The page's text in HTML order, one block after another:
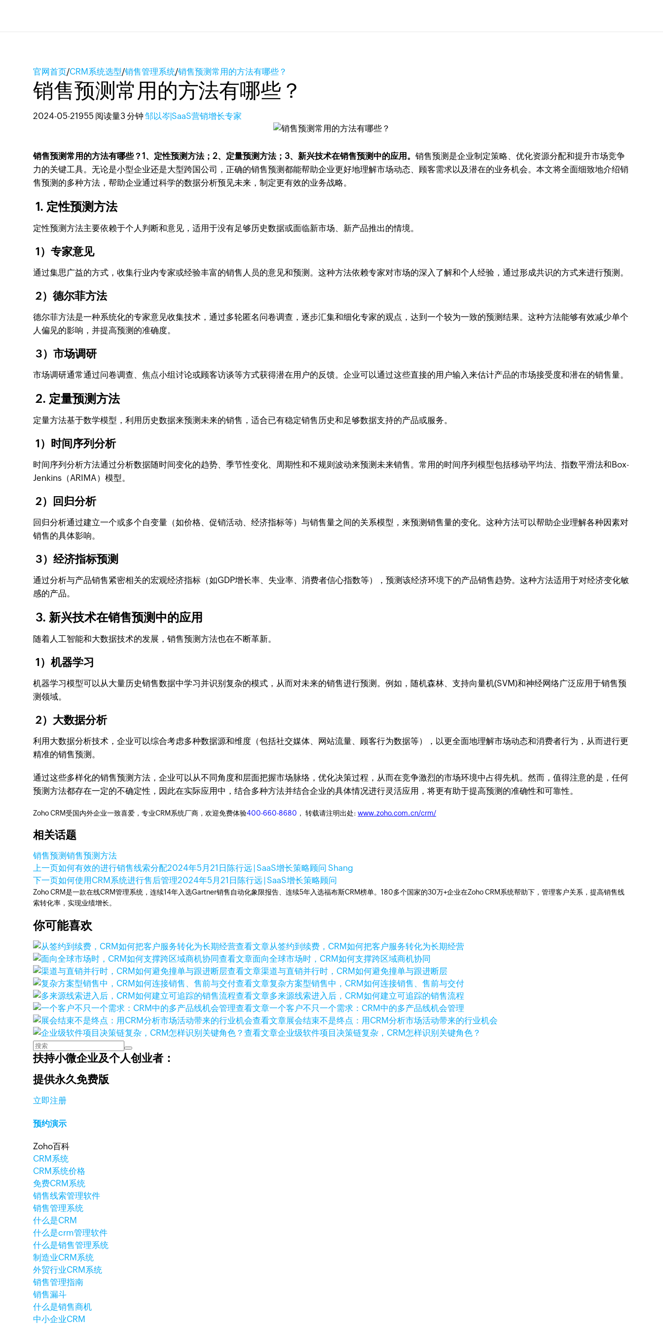
官网首页/CRM系统选型/销售管理系统/销售预测常用的方法有哪些？
销售预测常用的方法有哪些？
2024-05-21 955 阅读量3 分钟 邹以岑|SaaS营销增长专家
销售预测常用的方法有哪些？1、定性预测方法；2、定量预测方法；3、新兴技术在销售预测中的应用。销售预测是企业制定策略、优化资源分配和提升市场竞争
力的关键工具。无论是小型企业还是大型跨国公司，正确的销售预测都能帮助企业更好地理解市场动态、顾客需求以及潜在的业务机会。本文将全面细致地介绍销
售预测的多种方法，帮助企业通过科学的数据分析预见未来，制定更有效的业务战略。
1. 定性预测方法
定性预测方法主要依赖于个人判断和意见，适用于没有足够历史数据或面临新市场、新产品推出的情境。
1）专家意见
通过集思广益的方式，收集行业内专家或经验丰富的销售人员的意见和预测。这种方法依赖专家对市场的深入了解和个人经验，通过形成共识的方式来进行预测。
2）德尔菲方法
德尔菲方法是一种系统化的专家意见收集技术，通过多轮匿名问卷调查，逐步汇集和细化专家的观点，达到一个较为一致的预测结果。这种方法能够有效减少单个
人偏见的影响，并提高预测的准确度。
3）市场调研
市场调研通常通过问卷调查、焦点小组讨论或顾客访谈等方式获得潜在用户的反馈。企业可以通过这些直接的用户输入来估计产品的市场接受度和潜在的销售量。
2. 定量预测方法
定量方法基于数学模型，利用历史数据来预测未来的销售，适合已有稳定销售历史和足够数据支持的产品或服务。
1）时间序列分析
时间序列分析方法通过分析数据随时间变化的趋势、季节性变化、周期性和不规则波动来预测未来销售。常用的时间序列模型包括移动平均法、指数平滑法和Box-
Jenkins（ARIMA）模型。
2）回归分析
回归分析通过建立一个或多个自变量（如价格、促销活动、经济指标等）与销售量之间的关系模型，来预测销售量的变化。这种方法可以帮助企业理解各种因素对
销售的具体影响。
3）经济指标预测
通过分析与产品销售紧密相关的宏观经济指标（如GDP增长率、失业率、消费者信心指数等），预测该经济环境下的产品销售趋势。这种方法适用于对经济变化敏
感的产品。
3. 新兴技术在销售预测中的应用
随着人工智能和大数据技术的发展，销售预测方法也在不断革新。
1）机器学习
机器学习模型可以从大量历史销售数据中学习并识别复杂的模式，从而对未来的销售进行预测。例如，随机森林、支持向量机(SVM)和神经网络广泛应用于销售预
测领域。
2）大数据分析
利用大数据分析技术，企业可以综合考虑多种数据源和维度（包括社交媒体、网站流量、顾客行为数据等），以更全面地理解市场动态和消费者行为，从而进行更
精准的销售预测。
通过这些多样化的销售预测方法，企业可以从不同角度和层面把握市场脉络，优化决策过程，从而在竞争激烈的市场环境中占得先机。然而，值得注意的是，任何
预测方法都存在一定的不确定性，因此在实际应用中，结合多种方法并结合企业的具体情况进行灵活应用，将更有助于提高预测的准确性和可靠性。
Zoho CRM受国内外企业一致喜爱，专业CRM系统厂商，欢迎免费体验400-660-8680 ， 转载请注明出处:www.zoho.com.cn/crm/
相关话题
销售预测销售预测方法
上一页如何有效的进行销售线索分配2024年5月21日 陈行远 | SaaS增长策略顾问 Shang
下一页如何使用CRM系统进行售后管理2024年5月21日 陈行远 | SaaS增长策略顾问
Zoho CRM是一款在线CRM管理系统，连续14年入选Gartner销售自动化象限报告、连续5年入选福布斯CRM榜单。180多个国家的30万+企业在Zoho CRM系统帮助下，管理客户关系，提高销售线
索转化率，实现业绩增长。
你可能喜欢
查看文章从签约到续费，CRM如何把客户服务转化为长期经营
查看文章面向全球市场时，CRM如何支撑跨区域商机协同
查看文章渠道与直销并行时，CRM如何避免撞单与跟进断层
查看文章复杂方案型销售中，CRM如何连接销售、售前与交付
查看文章多来源线索进入后，CRM如何建立可追踪的销售流程
查看文章一个客户不只一个需求：CRM中的多产品线机会管理
查看文章展会结束不是终点：用CRM分析市场活动带来的行业机会
查看文章企业级软件项目决策链复杂，CRM怎样识别关键角色？
扶持小微企业及个人创业者：
提供永久免费版
立即注册
预约演示
Zoho百科
CRM系统
CRM系统价格
免费CRM系统
销售线索管理软件
销售管理系统
什么是CRM
什么是crm管理软件
什么是销售管理系统
制造业CRM系统
外贸行业CRM系统
销售管理指南
销售漏斗
什么是销售商机
中小企业CRM